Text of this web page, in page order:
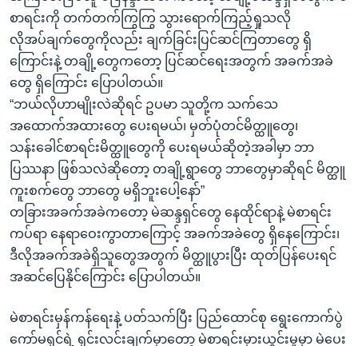
စာရင်းကို တက်တက်ကြွကြွ သွားရောက်ကြည့်ရှုသလို
လိုအပ်ချက်တွေကိုလည်း ချက်ခြင်းပြင်ဆင်ကြတာတွေ ရှိ
ကြောင်းနဲ့ တချို့တွေကတော့ ပြင်ဆင်ရေးအတွက် အခက်အခဲ
တွေ ရှိကြောင်း ပြောပါတယ်။
“ဘယ်လိုဟာမျိုးလဲဆိုရင် ဥပမာ သူတို့က သက်သေ
အထောက်အထားတွေ ပေးရမယ်၊ မှတ်ပုံတင်မိတ္ထူတွေ၊
သန်းခေါင်စာရင်းမိတ္ထူတွေကို ပေးရမယ်ဆိုတဲ့အခါမှာ ဘာ
ပြဿနာ ဖြစ်သလဲဆိုတော့ တချို့ရွာတွေ ဘာတွေမှာဆိုရင် မိတ္ထူ
ကူးစက်တွေ ဘာတွေ မရှိဘူးပေါ့နော်”
တခြားအခက်အခဲကတော့ မဲဆန္ဒရှင်တွေ နေထိုင်ရာနဲ့ မဲစာရင်း
ကပ်ရာ နေရာဝေးကွာတာကြောင့် အခက်အခဲတွေ ရှိနေကြောင်း၊
ဒီလိုအခက်အခဲရှိသူတွေအတွက် မိတ္ထူပွားပြီး ထုတ်ပြန်ပေးရင်
အဆင်ပြေနိုင်ကြောင်း ပြောပါတယ်။
မဲစာရင်းမှန်ကန်ရေးနဲ့ ပတ်သက်ပြီး ပြည်ထောင်စု ရွေးကောက်ပွဲ
ကော်မရှင်ရဲ့ ရှင်းလင်းချက်မှာတော့ မဲစာရင်းမှားယွင်းမှုမှာ မဲပေး